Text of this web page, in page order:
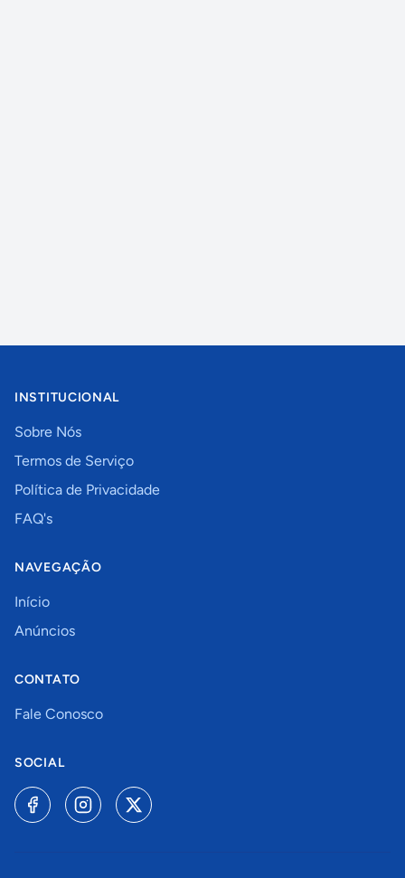
INSTITUCIONAL
Sobre Nós
Termos de Serviço
Política de Privacidade
FAQ's
NAVEGAÇÃO
Início
Anúncios
CONTATO
Fale Conosco
SOCIAL